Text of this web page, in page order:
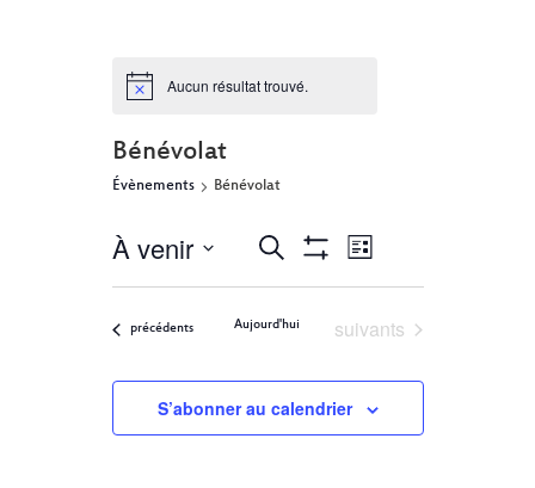
Aucun résultat trouvé.
Bénévolat
Évènements Bénévolat
RECHERCHE
ET
NAVIGATION
DE
VUES
Recherche
Filters
NAVIGATION
VUES
ÉVÈNEMENT
Liste
À venir
date.
Évènements
précédents Aujourd'hui Évènements
suivants
S’abonner au calendrier